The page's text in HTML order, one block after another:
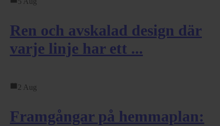
Ren och avskalad design där
varje linje har ett ...
2 Aug
Framgångar på hemmaplan: